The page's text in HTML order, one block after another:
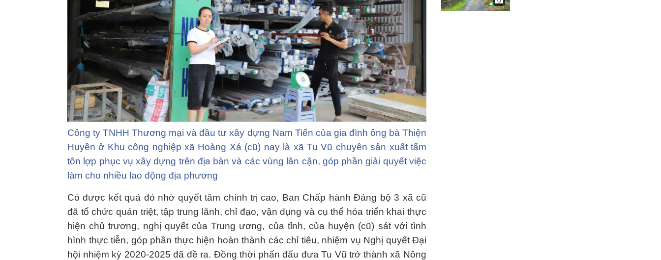
Công ty TNHH Thương mại và đầu tư xây dựng Nam Tiến của gia đình ông bà Thiện
Huyền ở Khu công nghiệp xã Hoàng Xá (cũ) nay là xã Tu Vũ chuyên sản xuất tấm
tôn lợp phục vụ xây dựng trên địa bàn và các vùng lân cận, góp phần giải quyết việc
làm cho nhiều lao động địa phương
Có được kết quả đó nhờ quyết tâm chính trị cao, Ban Chấp hành Đảng bộ 3 xã cũ
đã tổ chức quán triệt, tập trung lãnh, chỉ đạo, vận dụng và cụ thể hóa triển khai thực
hiện chủ trương, nghị quyết của Trung ương, của tỉnh, của huyện (cũ) sát với tình
hình thực tiễn, góp phần thực hiện hoàn thành các chỉ tiêu, nhiệm vụ Nghị quyết Đại
hội nhiệm kỳ 2020-2025 đã đề ra. Đồng thời phấn đấu đưa Tu Vũ trở thành xã Nông